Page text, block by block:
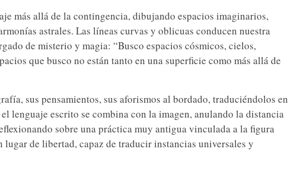
más allá de la contingencia, dibujando espacios imaginarios,
astrales. Las líneas curvas y oblicuas conducen nuestra
de misterio y magia: “Busco espacios cósmicos, cielos,
que busco no están tanto en una superficie como más allá de
sus pensamientos, sus aforismos al bordado, traduciéndolos en
el lenguaje escrito se combina con la imagen, anulando la distancia
sobre una práctica muy antigua vinculada a la figura
lugar de libertad, capaz de traducir instancias universales y